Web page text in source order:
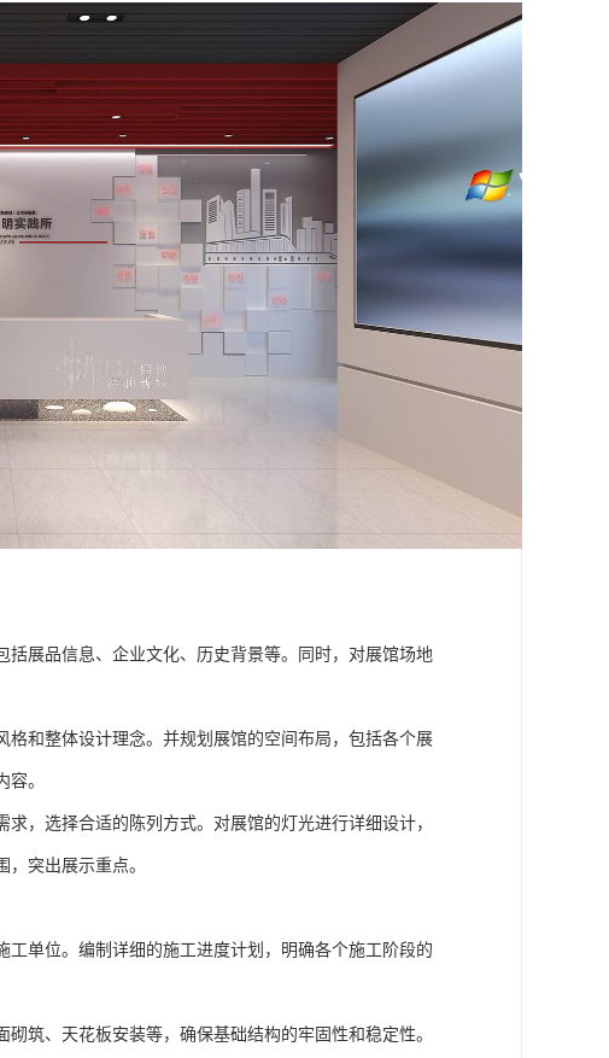
展品信息、企业文化、历史背景等。同时，对展馆场地
和整体设计理念。并规划展馆的空间布局，包括各个展
。
，选择合适的陈列方式。对展馆的灯光进行详细设计，
突出展示重点。
单位。编制详细的施工进度计划，明确各个施工阶段的
筑、天花板安装等，确保基础结构的牢固性和稳定性。